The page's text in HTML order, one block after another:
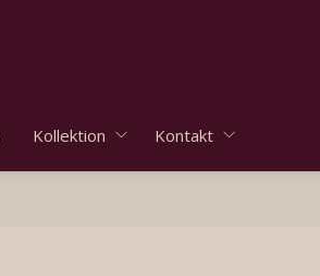
Kollektion Kontakt